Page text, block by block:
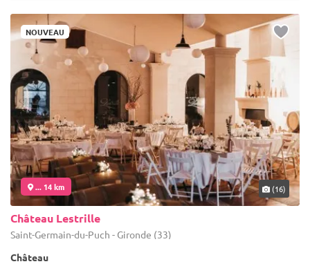
NOUVEAU
... 14 km (16)
Château Lestrille
Saint-Germain-du-Puch - Gironde (33)
Château